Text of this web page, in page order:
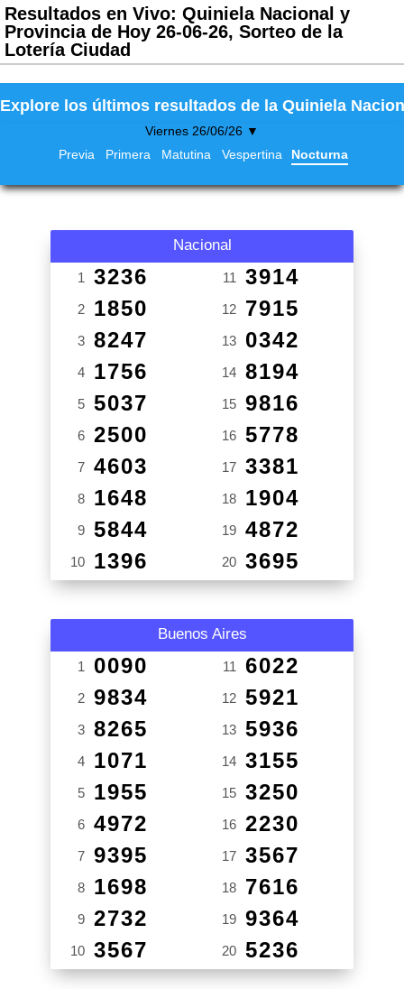
Resultados en Vivo: Quiniela Nacional y
Provincia de Hoy 26-06-26, Sorteo de la
Lotería Ciudad
Explore los últimos resultados de la Quiniela
Viernes 26/06/26 ▼
Previa
Primera Matutina Vespertina Nocturna
Nacional
1 3236
2 1850
3 8247
4 1756
5 5037
6 2500
7 4603
8 1648
9 5844
10 1396
11 3914
12 7915
13 0342
14 8194
15 9816
16 5778
17 3381
18 1904
19 4872
20 3695
Buenos Aires
1 0090
2 9834
3 8265
4 1071
5 1955
6 4972
7 9395
8 1698
9 2732
10 3567
11 6022
12 5921
13 5936
14 3155
15 3250
16 2230
17 3567
18 7616
19 9364
20 5236